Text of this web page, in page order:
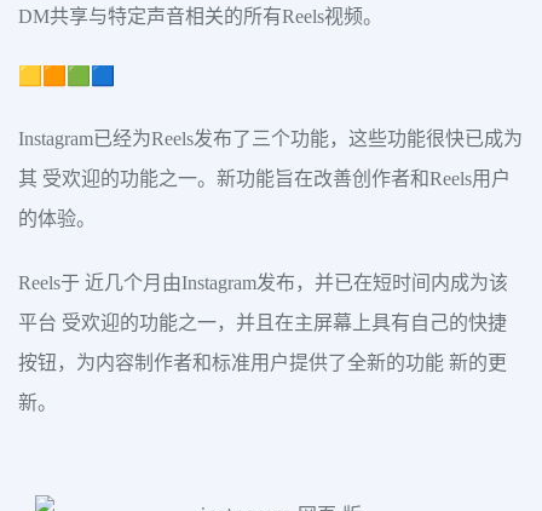
DM共享与特定声音相关的所有Reels视频。
🟨🟧🟩🟦
Instagram已经为Reels发布了三个功能，这些功能很快已成为
其 受欢迎的功能之一。新功能旨在改善创作者和Reels用户
的体验。
Reels于 近几个月由Instagram发布，并已在短时间内成为该
平台 受欢迎的功能之一，并且在主屏幕上具有自己的快捷
按钮，为内容制作者和标准用户提供了全新的功能 新的更
新。